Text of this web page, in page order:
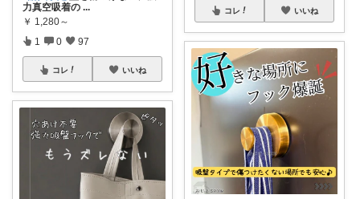
力真空吸着の ...
￥ 1,280～
1 0 97
コレ いいね
コレ いいね